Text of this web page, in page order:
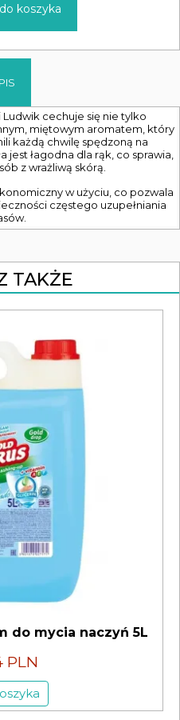
koszyka
Ludwik cechuje się nie tylko
miętowym aromatem, który
każdą chwilę spędzoną na
jest łagodna dla rąk, co sprawia,
z wrażliwą skórą.
w użyciu, co pozwala
częstego uzupełniania
TAKŻE
do mycia naczyń 5L
PLN